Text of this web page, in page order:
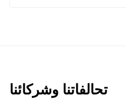
تحالفاتنا وشركائنا